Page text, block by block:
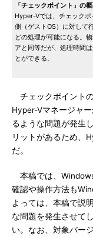
「チェックポイント」の
Hyper-Vでは、チェック
側（ゲストOS）に対して
どの処理が可能になる。
アと同等だが、処理時間
とができる。
チェックポイント
Hyper-Vマネージャ
るような問題が発生
リットがあるため、
だ。
本稿では、
確認や操作方法も
よっては、本稿で説
な問題を発生させて
い。なお、対象バー